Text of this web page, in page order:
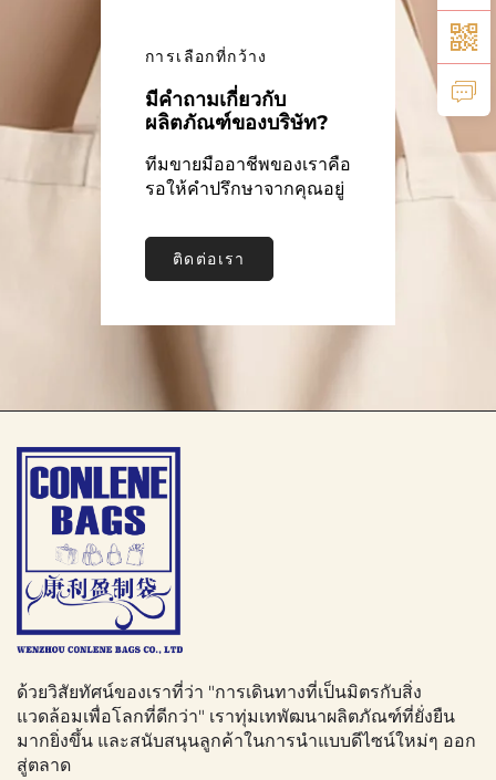
การเลือกที่กว้าง
มีคำถามเกี่ยวกับ
ผลิตภัณฑ์ของบริษัท?
ทีมขายมืออาชีพของเราคือ
รอให้คำปรึกษาจากคุณอยู่
ติดต่อเรา
ด้วยวิสัยทัศน์ของเราที่ว่า "การเดินทางที่เป็นมิตรกับสิ่ง
แวดล้อมเพื่อโลกที่ดีกว่า" เราทุ่มเทพัฒนาผลิตภัณฑ์ที่ยั่งยืน
มากยิ่งขึ้น และสนับสนุนลูกค้าในการนำแบบดีไซน์ใหม่ๆ ออก
สู่ตลาด